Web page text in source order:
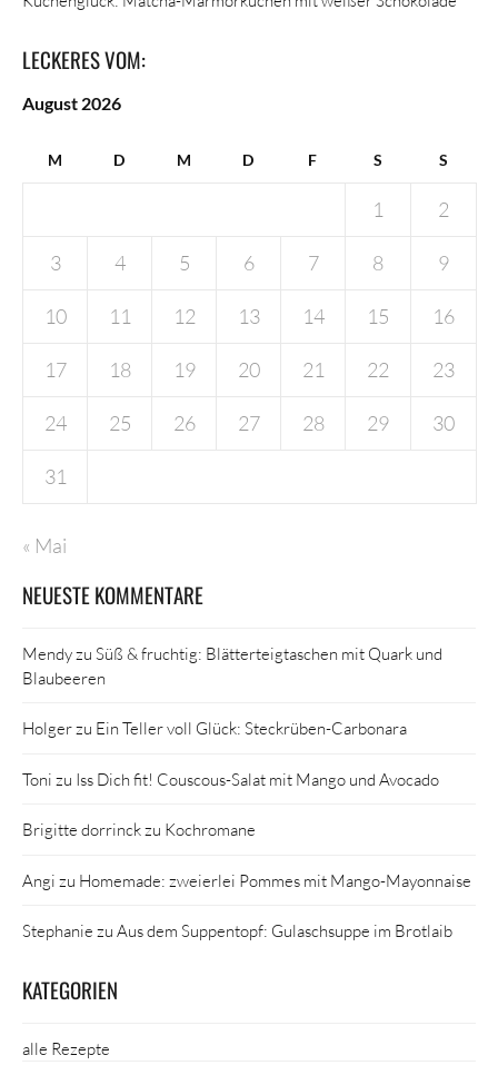
LECKERES VOM:
August 2026
M D M D F S S
1 2
3 4 5 6 7 8 9
10 11 12 13 14 15 16
17 18 19 20 21 22 23
24 25 26 27 28 29 30
31
« Mai
NEUESTE KOMMENTARE
Mendyzu Süß & fruchtig: Blätterteigtaschen mit Quark und
Blaubeeren
Holgerzu Ein Teller voll Glück: Steckrüben-Carbonara
Toni zu Iss Dich fit! Couscous-Salat mit Mango und Avocado
Brigitte dorrinckzu Kochromane
Angi zu Homemade: zweierlei Pommes mit Mango-Mayonnaise
Stephanie zu Aus dem Suppentopf: Gulaschsuppe im Brotlaib
KATEGORIEN
alle Rezepte